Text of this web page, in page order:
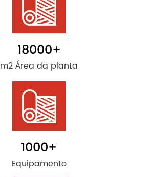
18000+
m2 Área da planta
1000+
Equipamento